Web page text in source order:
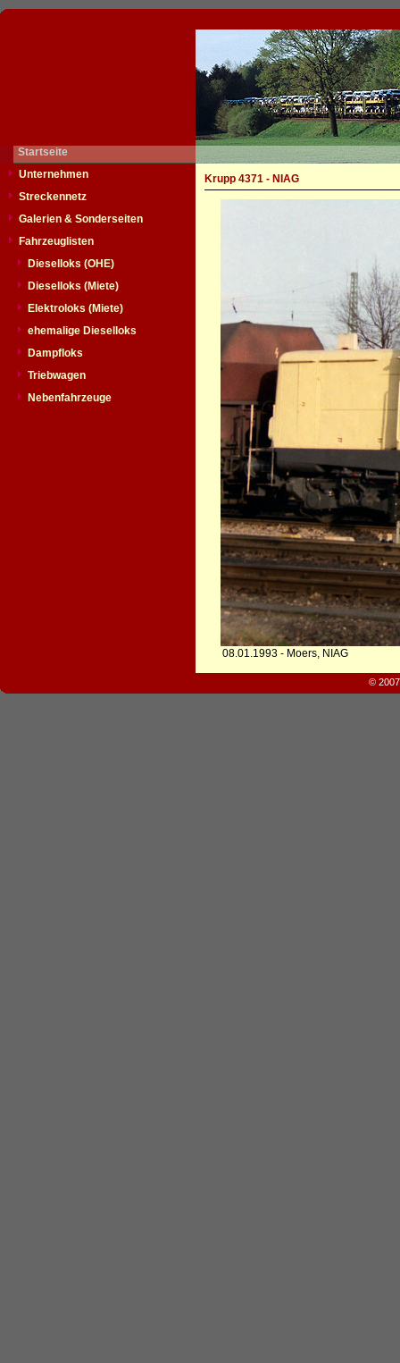
Startseite
Unternehmen
Streckennetz
Galerien & Sonderseiten
Fahrzeuglisten
Dieselloks (OHE)
Dieselloks (Miete)
Elektroloks (Miete)
ehemalige Dieselloks
Dampfloks
Triebwagen
Nebenfahrzeuge
Krupp 4371 - NIAG
08.01.1993 - Moers, NIAG
©